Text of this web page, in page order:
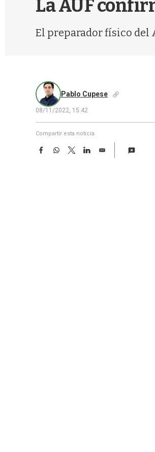
La AUF
El preparador físico del
Pablo Cupese
08/11/2022, 15:42
Compartir esta noticia
F
W
T
w
L
E